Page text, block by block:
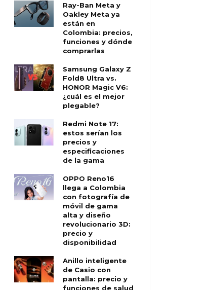
Ray-Ban Meta y
Oakley Meta ya
están en
Colombia: precios,
funciones y dónde
comprarlas
Samsung Galaxy Z
Fold8 Ultra vs.
HONOR Magic V6:
¿cuál es el mejor
plegable?
Redmi Note 17:
estos serían los
precios y
especificaciones
de la gama
OPPO Reno16
llega a Colombia
con fotografía de
móvil de gama
alta y diseño
revolucionario 3D:
precio y
disponibilidad
Anillo inteligente
de Casio con
pantalla: precio y
funciones de salud